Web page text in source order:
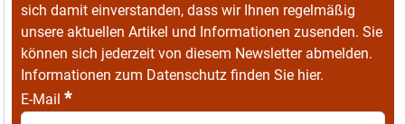
sich damit einverstanden, dass wir Ihnen regelmäßig
unsere aktuellen Artikel und Informationen zusenden. Sie
können sich jederzeit von diesem Newsletter abmelden.
Informationen zum Datenschutz finden Sie hier.
E-Mail *